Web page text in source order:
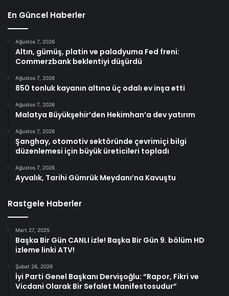
En Güncel Haberler
Ağustos 7, 2026
Altın, gümüş, platin ve paladyuma Fed freni:
Commerzbank beklentiyi düşürdü
Ağustos 7, 2026
850 tonluk kayanın altına üç odalı ev inşa etti
Ağustos 7, 2026
Malatya Büyükşehir’den Hekimhan’a dev yatırım
Ağustos 7, 2026
Şanghay, otomotiv sektöründe çevrimiçi bilgi
düzenlemesi için büyük üreticileri topladı
Ağustos 7, 2026
Ayvalık, Tarihi Gümrük Meydanı’na Kavuştu
Rastgele Haberler
Mart 27, 2025
Başka Bir Gün CANLI izle! Başka Bir Gün 9. bölüm HD
izleme linki ATV!
Şubat 26, 2026
İyi Parti Genel Başkanı Dervişoğlu: “Rapor, Fikri ve
Vicdani Olarak Bir Sefalet Manifestosudur”